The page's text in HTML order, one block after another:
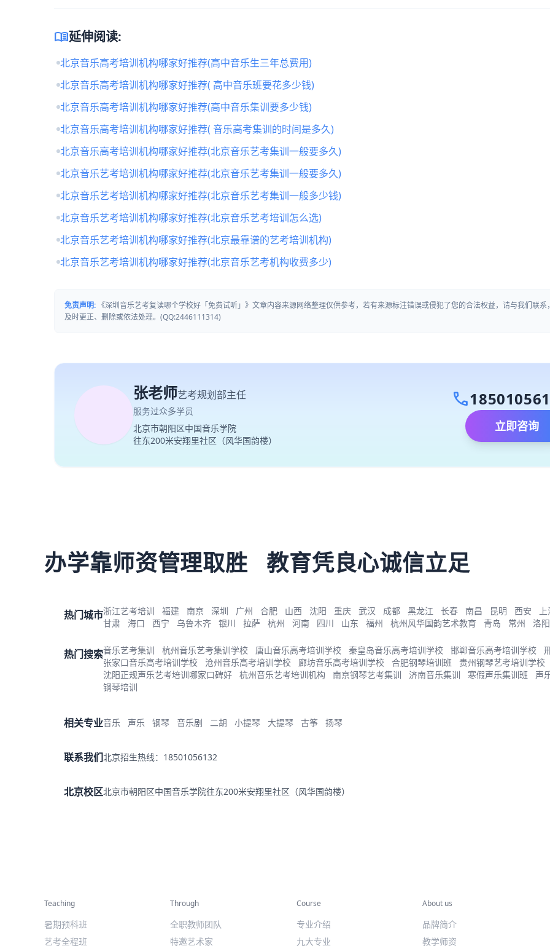
menu_book延伸阅读:
北京音乐高考培训机构哪家好推荐(高中音乐生三年总费用)
北京音乐高考培训机构哪家好推荐( 高中音乐班要花多少钱)
北京音乐高考培训机构哪家好推荐(高中音乐集训要多少钱)
北京音乐高考培训机构哪家好推荐( 音乐高考集训的时间是多久)
北京音乐高考培训机构哪家好推荐(北京音乐艺考集训一般要多久)
北京音乐艺考培训机构哪家好推荐(北京音乐艺考集训一般要多久)
北京音乐艺考培训机构哪家好推荐(北京音乐艺考集训一般多少钱)
北京音乐艺考培训机构哪家好推荐(北京音乐艺考培训怎么选)
北京音乐艺考培训机构哪家好推荐(北京最靠谱的艺考培训机构)
北京音乐艺考培训机构哪家好推荐(北京音乐艺考机构收费多少)
免责声明: 《深圳音乐艺考复读哪个学校好「免费试听」》文章内容来源网络整理仅供参考，若有来源标注错误或侵犯了您的合法权益，请与我们联系
及时更正、删除或依法处理。(QQ:2446111314)
张老师艺考规划部主任
服务过众多学员
北京市朝阳区中国音乐学院
往东200米安翔里社区（风华国韵楼）
call
立即咨询
办学靠师资管理取胜 教育凭良心诚信立足
热门城市浙江艺考培训 福建 南京 深圳 广州 合肥 山西 沈阳 重庆 武汉 成都 黑龙江 长春 南昌 昆明 西安
甘肃
海口 西宁 乌鲁木齐 银川 拉萨 杭州 河南 四川 山东 福州 杭州风华国韵艺术教育 青岛 常州 洛阳
热门搜索音乐艺考集训 杭州音乐艺考集训学校 唐山音乐高考培训学校 秦皇岛音乐高考培训学校 邯郸音乐高考培训学校
张家口音乐高考培训学校
沧州音乐高考培训学校 廊坊音乐高考培训学校 合肥钢琴培训班
贵州钢琴艺考培训学校
沈阳正规声乐艺考培训哪家口碑好
杭州音乐艺考培训机构 南京钢琴艺考集训 济南音乐集训 寒假声乐集训班
声
钢琴培训
相关专业音乐 声乐 钢琴 音乐剧 二胡 小提琴 大提琴 古筝 扬琴
联系我们北京招生热线：18501056132
北京校区北京市朝阳区中国音乐学院往东200米安翔里社区（风华国韵楼）
Teaching
暑期预科班
艺考全程班
Through
全职教师团队
特邀艺术家
Course
专业介绍
九大专业
About us
品牌简介
教学师资